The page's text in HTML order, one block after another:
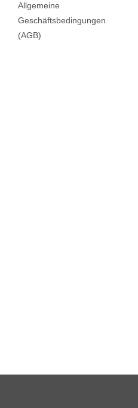
Allgemeine
Geschäftsbedingungen
(AGB)